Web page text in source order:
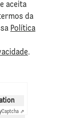
aceita
da
Política
.
Captcha ⇗